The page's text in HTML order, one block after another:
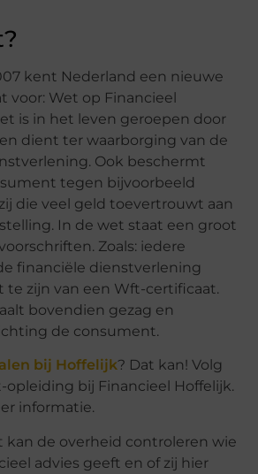
kent Nederland een nieuwe
voor: Wet op Financieel
is in het leven geroepen door
dient ter waarborging van de
Ook beschermt
tegen bijvoorbeeld
die veel geld toevertrouwt aan
In de wet staat een groot
Zoals: iedere
financiële dienstverlening
te zijn van een Wft-certificaat.
bovendien gezag en
de consument.
bij Hoffelijk? Dat kan! Volg
opleiding bij Financieel Hoffelijk.
informatie.
kan de overheid controleren wie
advies geeft en of zij hier